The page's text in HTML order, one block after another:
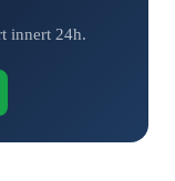
innert 24h.